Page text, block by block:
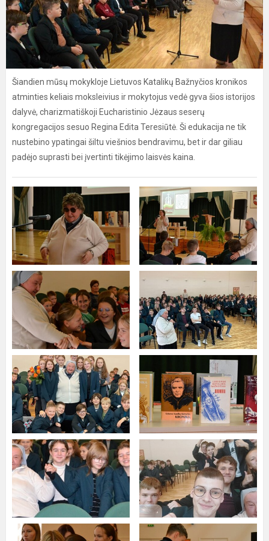
Šiandien mūsų mokykloje Lietuvos Katalikų Bažnyčios kronikos
atminties keliais moksleivius ir mokytojus vedė gyva šios istorijos
dalyvė, charizmatiškoji Eucharistinio Jėzaus seserų
kongregacijos sesuo Regina Edita Teresiūtė. Ši edukacija ne tik
nustebino ypatingai šiltu viešnios bendravimu, bet ir dar giliau
padėjo suprasti bei įvertinti tikėjimo laisvės kaina.